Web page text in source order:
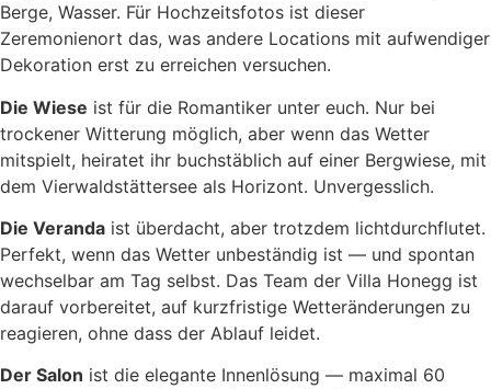
Berge, Wasser. Für Hochzeitsfotos ist dieser
Zeremonienort das, was andere Locations mit aufwendiger
Dekoration erst zu erreichen versuchen.
Die Wiese ist für die Romantiker unter euch. Nur bei
trockener Witterung möglich, aber wenn das Wetter
mitspielt, heiratet ihr buchstäblich auf einer Bergwiese, mit
dem Vierwaldstättersee als Horizont. Unvergesslich.
Die Veranda ist überdacht, aber trotzdem lichtdurchflutet.
Perfekt, wenn das Wetter unbeständig ist — und spontan
wechselbar am Tag selbst. Das Team der Villa Honegg ist
darauf vorbereitet, auf kurzfristige Wetteränderungen zu
reagieren, ohne dass der Ablauf leidet.
Der Salon ist die elegante Innenlösung — maximal 60